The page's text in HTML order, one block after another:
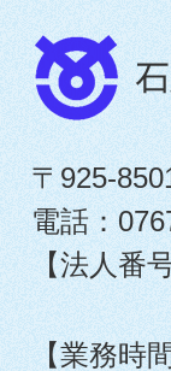
〒925-
電話：
【法人番
【業務時